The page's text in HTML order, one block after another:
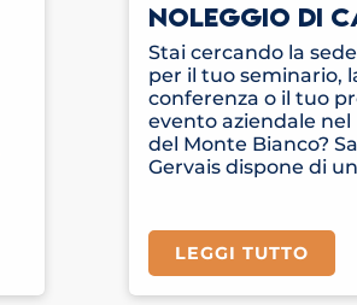
NOLEGGIO DI
Stai cercando la
per il tuo seminario,
conferenza o il tuo
evento aziendale nel
del Monte Bianco?
Gervais dispone di
LEGGI TUTTO